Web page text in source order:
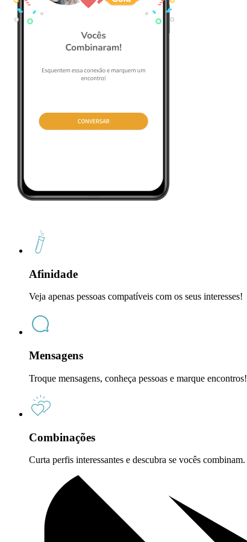
Afinidade
Veja apenas pessoas compatíveis com os seus interesses!
Mensagens
Troque mensagens, conheça pessoas e marque encontros!
Combinações
Curta perfis interessantes e descubra se vocês combinam.